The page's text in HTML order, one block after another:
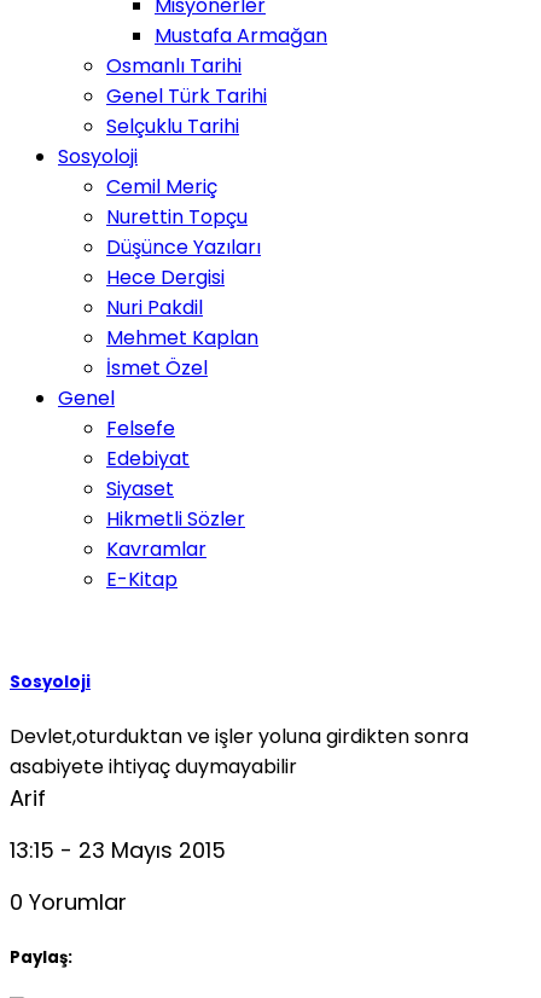
Mustafa Armağan
Osmanlı Tarihi
Genel Türk Tarihi
Selçuklu Tarihi
Sosyoloji
Cemil Meriç
Nurettin Topçu
Düşünce Yazıları
Hece Dergisi
Nuri Pakdil
Mehmet Kaplan
İsmet Özel
Genel
Felsefe
Edebiyat
Siyaset
Hikmetli Sözler
Kavramlar
E-Kitap
Sosyoloji
Devlet,oturduktan ve işler yoluna girdikten sonra
asabiyete ihtiyaç duymayabilir
Arif
13:15 - 23 Mayıs 2015
0 Yorumlar
Paylaş: